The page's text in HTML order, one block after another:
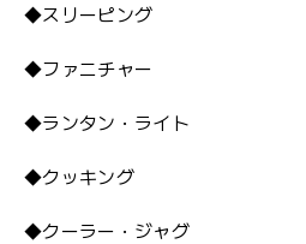
◆スリーピング
◆ファニチャー
◆ランタン・ライト
◆クッキング
◆クーラー・ジャグ